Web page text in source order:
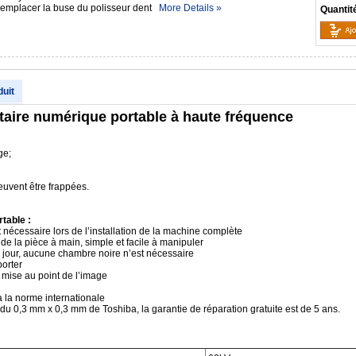
la buse du polisseur dent
More Details »
numérique portable à haute fréquence
être frappées.
:
lors de l’installation de la machine complète
la pièce à main, simple et facile à manipuler
aucune chambre noire n’est nécessaire
au point de l’image
la norme internationale
0,3 mm x 0,3 mm de Toshiba, la garantie de réparation gratuite est de 5 ans.